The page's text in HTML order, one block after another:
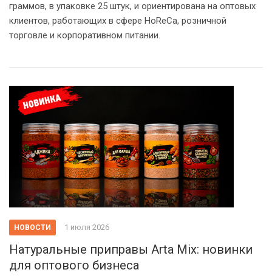
граммов, в упаковке 25 штук, и ориентирована на оптовых
клиентов, работающих в сфере HoReCa, розничной
торговле и корпоративном питании.
НОВОСТИ 1 июля 2026
Натуральные приправы Arta Mix: новинки
для оптового бизнеса